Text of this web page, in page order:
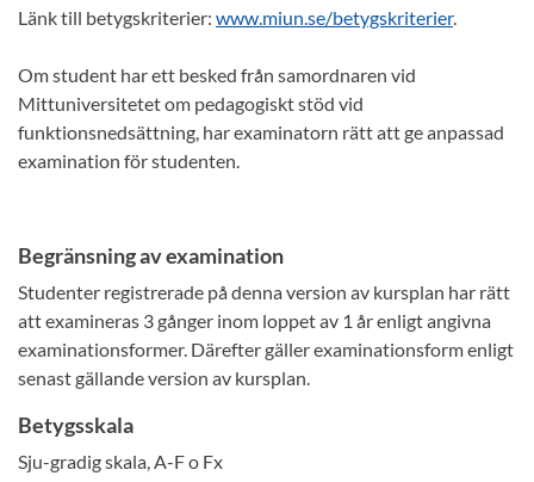
Länk till betygskriterier: www.miun.se/betygskriterier.
Om student har ett besked från samordnaren vid
Mittuniversitetet om pedagogiskt stöd vid
funktionsnedsättning, har examinatorn rätt att ge anpassad
examination för studenten.
Begränsning av examination
Studenter registrerade på denna version av kursplan har rätt
att examineras 3 gånger inom loppet av 1 år enligt angivna
examinationsformer. Därefter gäller examinationsform enligt
senast gällande version av kursplan.
Betygsskala
Sju-gradig skala, A-F o Fx